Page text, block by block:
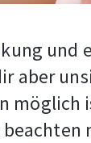
und
aber
möglich